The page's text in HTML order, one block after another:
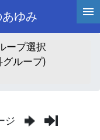
ゆみ
ープ選択
グループ)
ジ